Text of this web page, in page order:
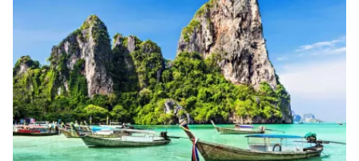
Tęsti el. paštu